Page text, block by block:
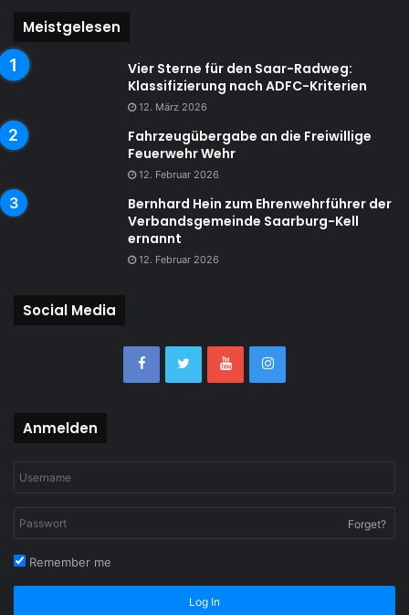
Meistgelesen
Vier Sterne für den Saar-Radweg:
Klassifizierung nach ADFC-Kriterien
12. März 2026
Fahrzeugübergabe an die Freiwillige
Feuerwehr Wehr
12. Februar 2026
Bernhard Hein zum Ehrenwehrführer der
Verbandsgemeinde Saarburg-Kell
ernannt
12. Februar 2026
Social Media
Anmelden
Forget?
Remember me
Log In